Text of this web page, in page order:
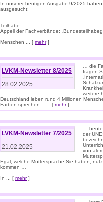
In unserer heutigen Ausgabe 9/2025
ausgesucht:
Teilhabe
Appell der Fachverbände:
---------------------------------
Menschen ... [ mehr]
LVKM-Newsletter 8/2025
28.02.2025
… die
fragen
weitere
Deutschland leben rund 4 Millionen
Farben sprechen – ... [ mehr]
LVKM-Newsletter 7/2025
21.02.2025
…
der
von
Egal, welche Muttersprache Sie haben,
kommen …
In ... [ mehr]